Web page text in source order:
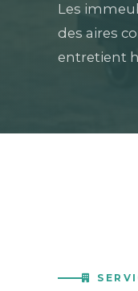
Les
des aires
entretient